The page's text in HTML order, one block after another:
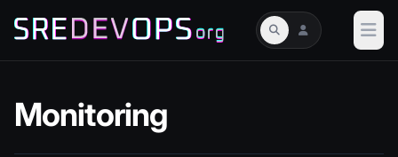
Monitoring